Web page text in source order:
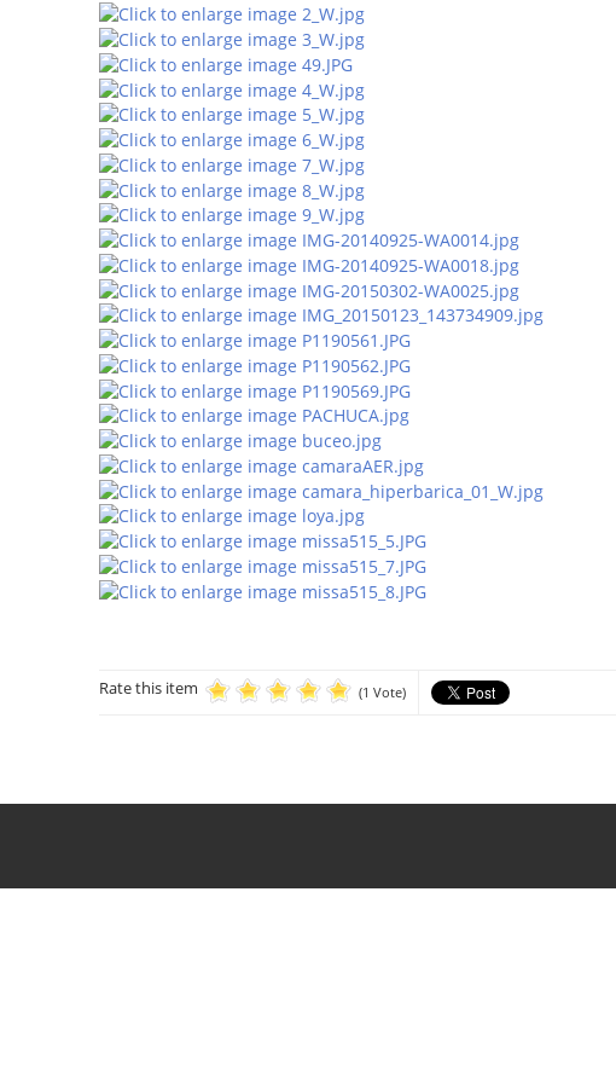
Rate this item (1 Vote)